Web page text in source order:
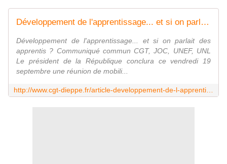
Développement de l'apprentissage... et si on parlait des apprentis ?
Développement de l'apprentissage... et si on parlait des
apprentis ? Communiqué commun CGT, JOC, UNEF, UNL
Le président de la République conclura ce vendredi 19
septembre une réunion de mobili...
http://www.cgt-dieppe.fr/article-developpement-de-l-apprentissage-et-si-on-parlait-des-apprentis-124609402.html